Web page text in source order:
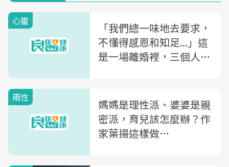
心靈
「我們總一味地去要求，
不懂得感恩和知足...」這
是一場離婚裡，三個人的
兩性
媽媽是理性派、婆婆是親
密派，育兒該怎麼辦？作
家葉揚這樣做…